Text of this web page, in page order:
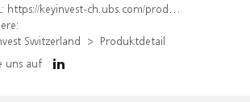
https://keyinvest-ch.ubs.com/produkt/detail/index/isin/CH1584636513
Switzerland
Produktdetail
uns auf